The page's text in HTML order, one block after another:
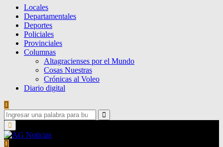
Locales
Departamentales
Deportes
Policiales
Provinciales
Columnas
Altagracienses por el Mundo
Cosas Nuestras
Crónicas al Voleo
Diario digital
Search
for:
Search
Primary
Menu